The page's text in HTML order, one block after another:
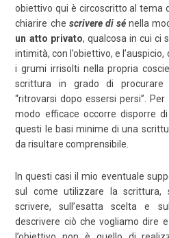
obiettivo qui è circoscritto al tema
chiarire che scrivere di sé nella
un atto privato, qualcosa in cui ci
intimità, con l’obiettivo, e
i grumi irrisolti nella propria
scrittura in grado di
“ritrovarsi dopo essersi persi”.
modo efficace occorre disporre
questi le basi minime di una
da risultare comprensibile.
In questi casi il mio eventuale
sul come utilizzare la scrittura,
scrivere, sull’esatta scelta e
descrivere ciò che vogliamo dire